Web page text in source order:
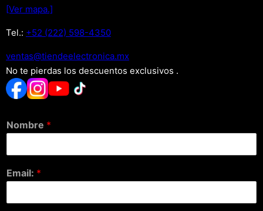
[Ver mapa.]
Tel.: +52 (222) 598-4350
xm.acinortceleedneit@satnev
No te pierdas los descuentos exclusivos .
Nombre *
Email: *